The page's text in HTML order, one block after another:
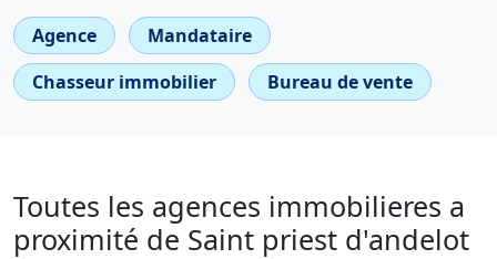
Agence
Mandataire
Chasseur immobilier
Bureau de vente
Toutes les agences immobilieres a
proximité de Saint priest d'andelot